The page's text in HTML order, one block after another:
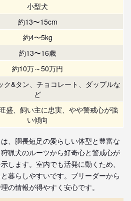
小型犬
約13〜15cm
約4〜5kg
約13〜16歳
約10万～50万円
ク&タン、チョコレート、ダップルな
ど
盛、飼い主に忠実、やや警戒心が強
い傾向
、胴長短足の愛らしい体型と豊富な
猟犬のルーツから好奇心と警戒心が
します。室内でも活発に動くため、
暮らしやすいです。ブリーダーから
の情報が得やすく安心です。